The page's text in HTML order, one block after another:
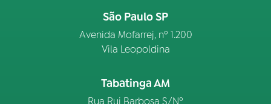
São Paulo SP
Avenida Mofarrej, nº 1.200
Vila Leopoldina
Tabatinga AM
Rua Rui Barbosa S/Nº